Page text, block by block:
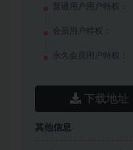
普通用户用户特权：
会员用户特权：
永久会员用户特权：
下载地址
其他信息